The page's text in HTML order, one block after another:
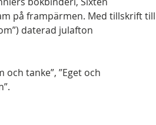
på frampärmen. Med tillskrift till
daterad julafton
tanke”, ”Eget och